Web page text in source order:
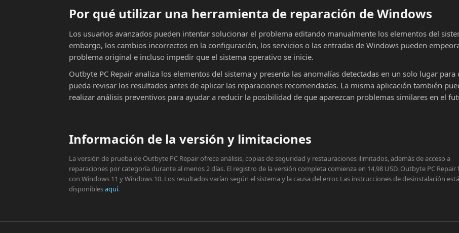
Por qué utilizar una herramienta de reparación de Windows
Los usuarios avanzados pueden intentar solucionar el problema editando manualmente los elementos del
embargo, los cambios incorrectos en la configuración, los servicios o las entradas de Windows pueden
problema original e incluso impedir que el sistema operativo se inicie.
Outbyte PC Repair analiza los elementos del sistema y presenta las anomalías detectadas en un solo lugar para
pueda revisar los resultados antes de aplicar las reparaciones recomendadas. La misma aplicación también
realizar análisis preventivos para ayudar a reducir la posibilidad de que aparezcan problemas similares en el
Información de la versión y limitaciones
La versión de prueba de Outbyte PC Repair ofrece análisis, copias de seguridad y restauraciones ilimitados, además de acceso a
reparaciones por categoría durante al menos 2 días. El registro de la versión completa comienza en 14,98 USD. Outbyte PC Repair
con Windows 11 y Windows 10. Los resultados varían según el sistema y la causa del error. Las instrucciones de desinstalación
disponiblesaquí.